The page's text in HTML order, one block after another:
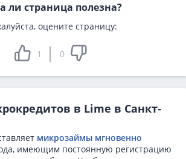
ли страница полезна?
оцените страницу:
1 0
в Lime в Санкт-
микрозаймы мгновенно
имеющим постоянную регистрацию